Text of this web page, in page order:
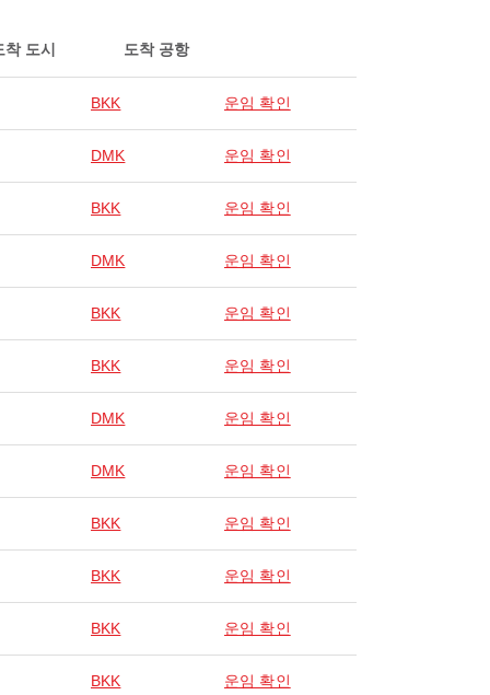
착 도시 도착 공항
BKK 운임 확인
DMK 운임 확인
BKK 운임 확인
DMK 운임 확인
BKK 운임 확인
BKK 운임 확인
DMK 운임 확인
DMK 운임 확인
BKK 운임 확인
BKK 운임 확인
BKK 운임 확인
BKK 운임 확인